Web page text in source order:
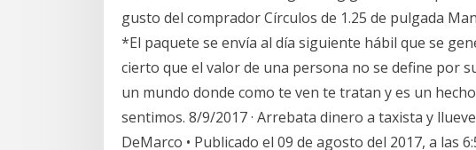
gusto del comprador Círculos de 1.25 de pulgada
*El paquete se envía al día siguiente hábil que se
cierto que el valor de una persona no se define por
un mundo donde como te ven te tratan y es un
sentimos. 8/9/2017 · Arrebata dinero a taxista y
DeMarco • Publicado el 09 de agosto del 2017, a las